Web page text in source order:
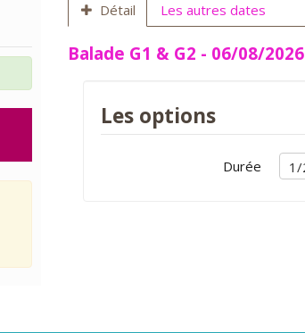
Détail Les autres dates
Balade G1 & G2 - 06/08/2026
Les options
Durée